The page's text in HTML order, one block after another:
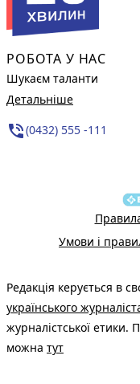
РОБОТА У НАС
Шукаєм таланти
Детальніше
phone_in_talk(0432) 555 -111
Умови і
Редакція керується в
українського
журналістської етики.
можна тут